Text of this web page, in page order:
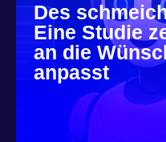
Des
Eine Studie
an die
anpasst